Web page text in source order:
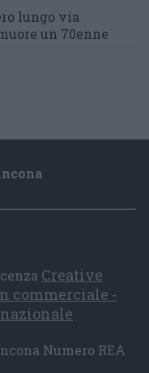
lungo via
un 70enne
Creative
commerciale -
Numero REA